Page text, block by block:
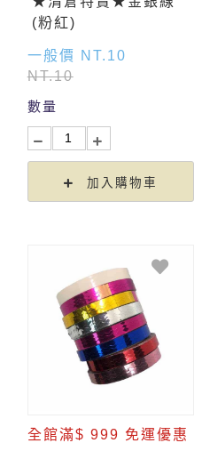
(粉紅)
一般價 NT.10
NT.10
數量
加入購物車
全館滿$ 999 免運優惠